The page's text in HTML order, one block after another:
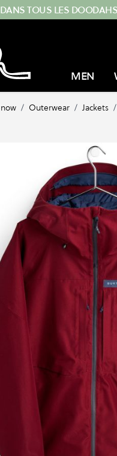
TOUS LES DOODAHS
MEN
/ Outerwear / Jackets /